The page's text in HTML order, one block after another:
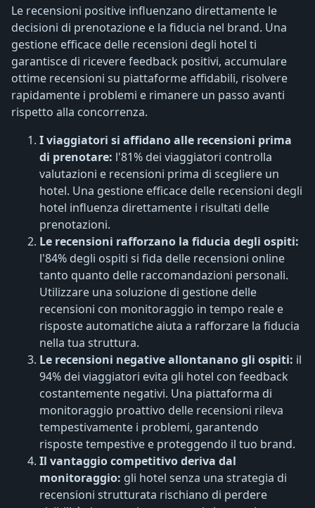
Le recensioni positive influenzano direttamente le
decisioni di prenotazione e la fiducia nel brand. Una
gestione efficace delle recensioni degli hotel ti
garantisce di ricevere feedback positivi, accumulare
ottime recensioni su piattaforme affidabili, risolvere
rapidamente i problemi e rimanere un passo avanti
rispetto alla concorrenza.
I viaggiatori si affidano alle recensioni prima
di prenotare: l'81% dei viaggiatori controlla
valutazioni e recensioni prima di scegliere un
hotel. Una gestione efficace delle recensioni degli
hotel influenza direttamente i risultati delle
prenotazioni.
Le recensioni rafforzano la fiducia degli ospiti:
l'84% degli ospiti si fida delle recensioni online
tanto quanto delle raccomandazioni personali.
Utilizzare una soluzione di gestione delle
recensioni con monitoraggio in tempo reale e
risposte automatiche aiuta a rafforzare la fiducia
nella tua struttura.
Le recensioni negative allontanano gli ospiti: il
94% dei viaggiatori evita gli hotel con feedback
costantemente negativi. Una piattaforma di
monitoraggio proattivo delle recensioni rileva
tempestivamente i problemi, garantendo
risposte tempestive e proteggendo il tuo brand.
Il vantaggio competitivo deriva dal
monitoraggio: gli hotel senza una strategia di
recensioni strutturata rischiano di perdere